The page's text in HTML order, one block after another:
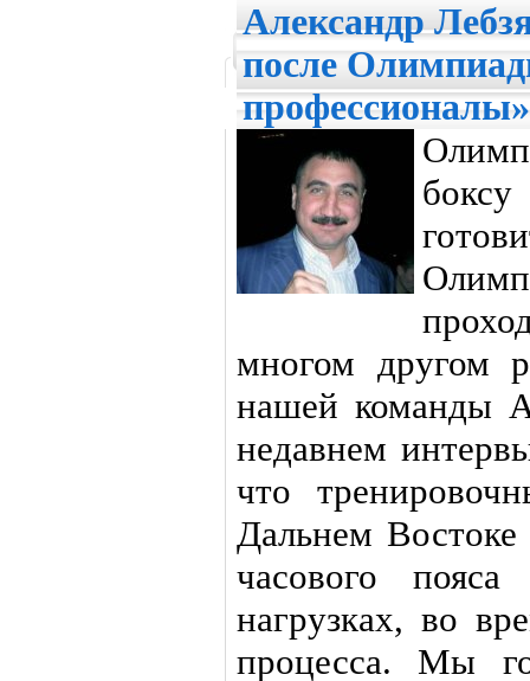
Александр
после
профессионалы»
многом другом
нашей команды
недавнем
что
Дальнем
часового
нагрузках, во
процесса. Мы